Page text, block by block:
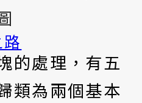
的處理，有五
類為兩個基本